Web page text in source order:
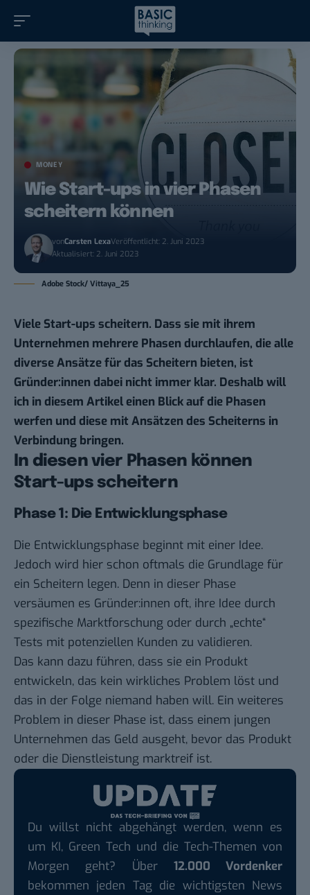
MONEY
Wie Start-ups in vier Phasen
scheitern können
vonCarsten LexaVeröffentlicht: 2. Juni 2023
Aktualisiert: 2. Juni 2023
Adobe Stock/ Vittaya_25
Viele Start-ups scheitern. Dass sie mit ihrem
Unternehmen mehrere Phasen durchlaufen, die alle
diverse Ansätze für das Scheitern bieten, ist
Gründer:innen dabei nicht immer klar. Deshalb will
ich in diesem Artikel einen Blick auf die Phasen
werfen und diese mit Ansätzen des Scheiterns in
Verbindung bringen.
In diesen vier Phasen können
Start-ups scheitern
Phase 1: Die Entwicklungsphase
Die Entwicklungsphase beginnt mit einer Idee.
Jedoch wird hier schon oftmals die Grundlage für
ein Scheitern legen. Denn in dieser Phase
versäumen es Gründer:innen oft, ihre Idee durch
spezifische Marktforschung oder durch „echte“
Tests mit potenziellen Kunden zu validieren.
Das kann dazu führen, dass sie ein Produkt
entwickeln, das kein wirkliches Problem löst und
das in der Folge niemand haben will. Ein weiteres
Problem in dieser Phase ist, dass einem jungen
Unternehmen das Geld ausgeht, bevor das Produkt
oder die Dienstleistung marktreif ist.
Du willst nicht abgehängt werden, wenn es
um KI, Green Tech und die Tech-Themen von
Morgen geht? Über 12.000 Vordenker
bekommen jeden Tag die wichtigsten News